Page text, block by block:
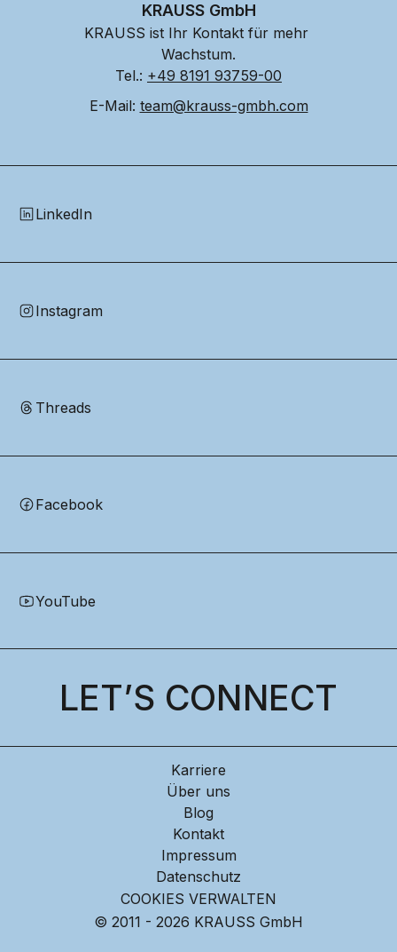
KRAUSS GmbH
KRAUSS ist Ihr Kontakt für mehr
Wachstum.
Tel.: +49 8191 93759-00
E-Mail: team@krauss-gmbh.com
LinkedIn
Instagram
Threads
Facebook
YouTube
LET’S CONNECT
Karriere
Über uns
Blog
Kontakt
Impressum
Datenschutz
COOKIES VERWALTEN
© 2011 - 2026 KRAUSS GmbH